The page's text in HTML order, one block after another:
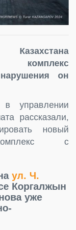
комплекс
он
в управлении
рассказали,
новый
комплекс с
ул. Ч.
Коргалжын
уже